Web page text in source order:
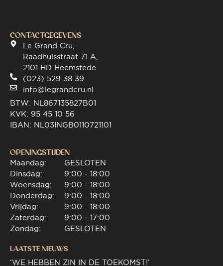
CONTACTGEGEVENS
Le Grand Cru,
Raadhuisstraat 71 A,
2101 HD Heemstede
(023) 529 38 39
info@legrandcru.nl
BTW: NL867135827B01
KVK: 95 45 10 56
IBAN: NL03INGB0110721101
OPENINGSTIJDEN
Maandag:
Dinsdag:
Woensdag:
Donderdag:
Vrijdag:
Zaterdag:
Zondag:
GESLOTEN
9:00 - 18:00
9:00 - 18:00
9:00 - 18:00
9:00 - 18:00
9:00 - 17:00
GESLOTEN
LAATSTE NIEUWS
‘WE HEBBEN ZIN IN DE TOEKOMST!’